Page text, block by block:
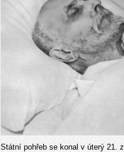
Státní pohřeb se konal v úterý 21.